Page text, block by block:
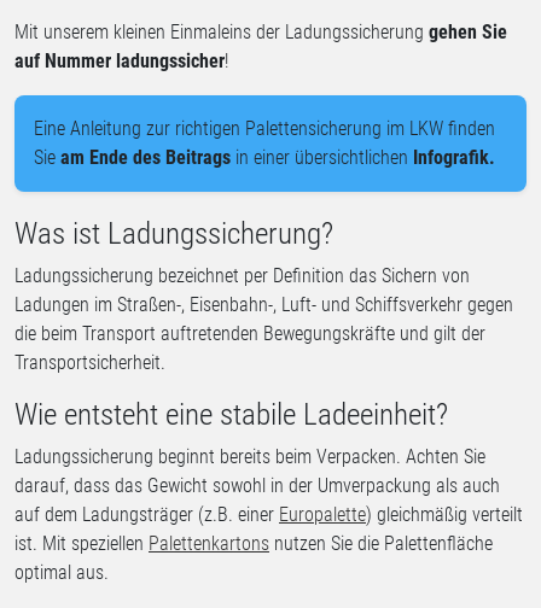
Mit unserem kleinen Einmaleins der Ladungssicherung gehen Sie
auf Nummer ladungssicher!
Eine Anleitung zur richtigen Palettensicherung im LKW finden
Sie am Ende des Beitrags in einer übersichtlichen Infografik.
Was ist Ladungssicherung?
Ladungssicherung bezeichnet per Definition das Sichern von
Ladungen im Straßen-, Eisenbahn-, Luft- und Schiffsverkehr gegen
die beim Transport auftretenden Bewegungskräfte und gilt der
Transportsicherheit.
Wie entsteht eine stabile Ladeeinheit?
Ladungssicherung beginnt bereits beim Verpacken. Achten Sie
darauf, dass das Gewicht sowohl in der Umverpackung als auch
auf dem Ladungsträger (z.B. einer Europalette) gleichmäßig verteilt
ist. Mit speziellen Palettenkartons nutzen Sie die Palettenfläche
optimal aus.